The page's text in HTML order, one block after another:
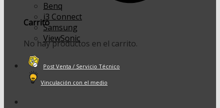
Carrito
No hay productos en el carrito.
Benq
i3 Connect
Samsung
ViewSonic
Post Venta / Servicio Técnico
Vinculación con el medio